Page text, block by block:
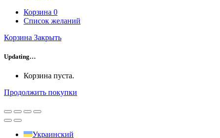
Корзина 0
Список желаний
Корзина Закрыть
Updating…
Корзина пуста.
Продолжить покупки
Украинский